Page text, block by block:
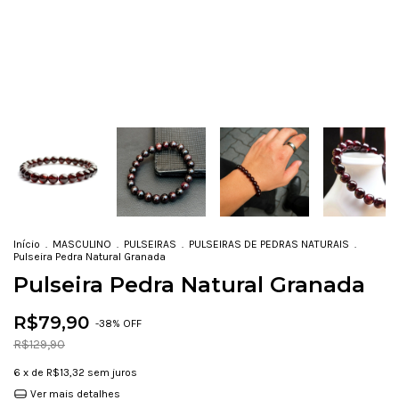
Início . MASCULINO . PULSEIRAS . PULSEIRAS DE PEDRAS NATURAIS .
Pulseira Pedra Natural Granada
Pulseira Pedra Natural Granada
R$79,90 -38% OFF
R$129,90
6 x de R$13,32 sem juros
Ver mais detalhes